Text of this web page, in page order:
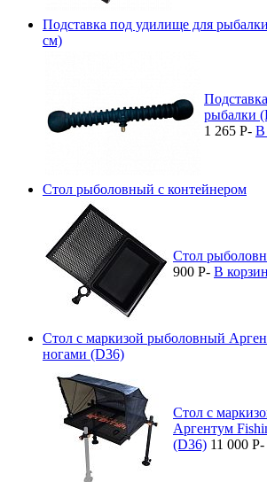
Подставка под удилище для
см)
рыбалки
1 265 P- В
Стол рыболовный с контейнером
Стол
900 P- В
Стол с маркизой рыболовный
ногами (D36)
Стол с
Аргентум
(D36) 11 000 P-